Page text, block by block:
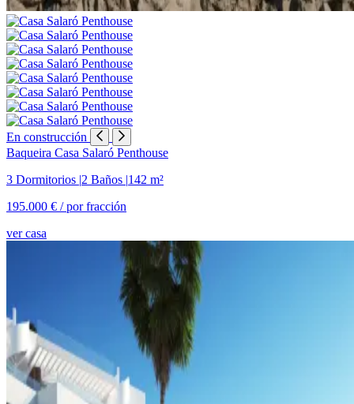
En construcción
Baqueira Casa Salaró Penthouse
3 Dormitorios |2 Baños |142 m²
195.000 € /por fracción
ver casa